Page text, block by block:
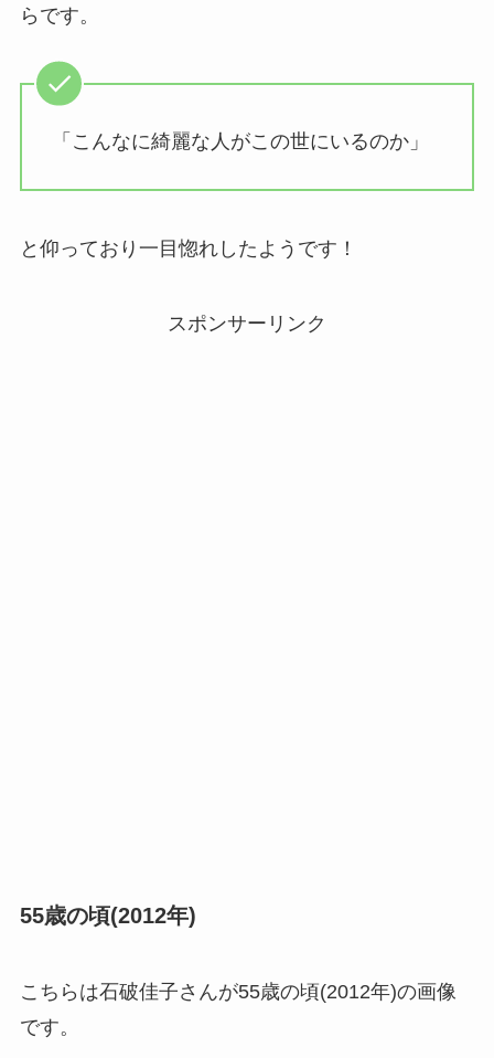
らです。
「こんなに綺麗な人がこの世にいるのか」
と仰っており一目惚れしたようです！
スポンサーリンク
55歳の頃(2012年)
こちらは石破佳子さんが55歳の頃(2012年)の画像
です。